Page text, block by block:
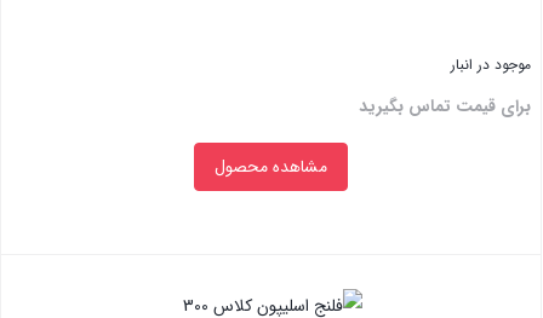
موجود در انبار
برای قیمت تماس بگیرید
مشاهده محصول